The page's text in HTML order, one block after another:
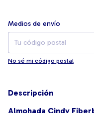
Entregas para el CP:
Medios de envío
No sé mi código postal
Descripción
Almohada Cindy